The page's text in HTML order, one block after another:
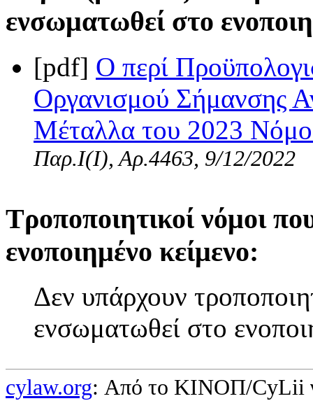
ενσωματωθεί στο
[pdf] Ο περί
Οργανισμού Σήμανσης
Μέταλλα του 2023
Παρ.Ι(I), Αρ.4463, 9/12/2022
Τροποποιητικοί νόμοι
ενοποιημένο κείμενο:
Δεν υπάρχουν
ενσωματωθεί στο
cylaw.org: Από το ΚΙΝOΠ/CyLii